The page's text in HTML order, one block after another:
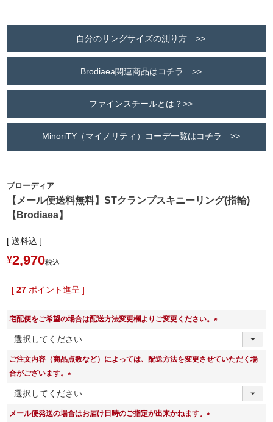
自分のリングサイズの測り方 >>
Brodiaea関連商品はコチラ >>
ファインスチールとは？>>
MinoriTY（マイノリティ）コーデ一覧はコチラ >>
ブローディア
【メール便送料無料】STクランプスキニーリング(指輪)
【Brodiaea】
送料込
¥2,970税込
[ 27 ポイント進呈 ]
宅配便をご希望の場合は配送方法変更欄よりご変更ください。
須
ご注文内容（商品点数など）によっては、配送方法を変更させていただく場
合がございます。
(
須
メール便発送の場合はお届け日時のご指定が出来かねます。